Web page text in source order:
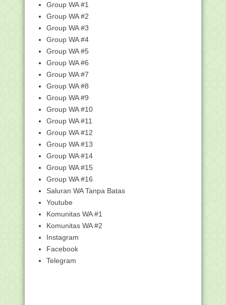
Contoh Teks Khotbah Idhul Adha 1438
H
IMPLEMENTASI SIMPATIKA (Program
Sertifikasi Guru d...
Pemilihan LPTK Peserta Sertifikasi
Berdasarkan Rayon
Berkas Sertifikasi yang Akan diperiksa
oleh Admin...
Apa saja yang Mesti disiapkan saat
Verifikasi Sert...
Proses Verifikasi Berkas Calon Peserta
Sertifikasi...
Manakib Al-Imam Al-Quthb Al-Habib Abu
Bakar Bin Mu...
Hukum Suami Minum Air Susu Isteri
Islamikah Sorban Ulama Indonesia?
atau Malahan Mir...
Amalan agar Anak Sepanjang Hidup
Bebas dari Zina
Cara Pasang Popup Like Facebook di
Blog
Diapakankah Al-Qur’an yang Sudah
Rusak???
7 Perbuatan Istri yang Melambangkan
Bukan Lagi Seo...
Group WA #1
Group WA #2
Group WA #3
Group WA #4
Group WA #5
Group WA #6
Group WA #7
Group WA #8
Group WA #9
Group WA #10
Group WA #11
Group WA #12
Group WA #13
Group WA #14
Group WA #15
Group WA #16
Saluran WA Tanpa Batas
Youtube
Komunitas WA #1
Komunitas WA #2
Instagram
Facebook
Telegram